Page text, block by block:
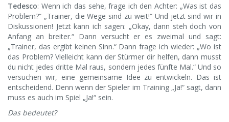
Tedesco: Wenn ich das sehe, frage ich den Achter: „Was ist das
Problem?“ „Trainer, die Wege sind zu weit!“ Und jetzt sind wir in
Diskussionen! Jetzt kann ich sagen: „Okay, dann steh doch von
Anfang an breiter.“ Dann versucht er es zweimal und sagt:
„Trainer, das ergibt keinen Sinn.“ Dann frage ich wieder: „Wo ist
das Problem? Vielleicht kann der Stürmer dir helfen, dann musst
du nicht jedes dritte Mal raus, sondern jedes fünfte Mal.“ Und so
versuchen wir, eine gemeinsame Idee zu entwickeln. Das ist
entscheidend. Denn wenn der Spieler im Training „Ja!“ sagt, dann
muss es auch im Spiel „Ja!“ sein.
Das bedeutet?